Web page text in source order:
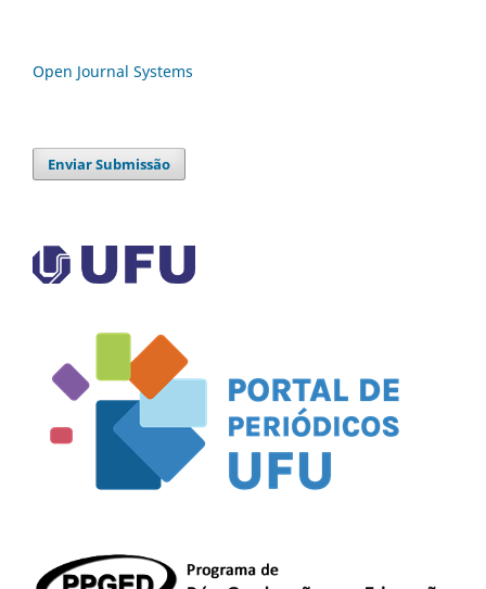
Open Journal Systems
Enviar Submissão